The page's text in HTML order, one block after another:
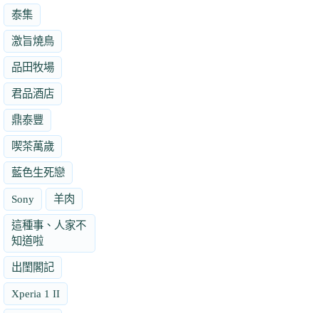
泰集
激旨燒鳥
品田牧場
君品酒店
鼎泰豐
喫茶萬歲
藍色生死戀
Sony 羊肉
這種事、人家不
知道啦
出閨閣記
Xperia 1 II